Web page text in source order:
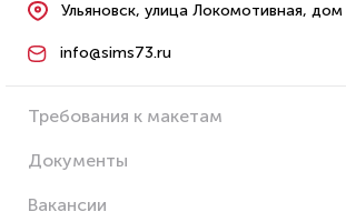
Ульяновск, улица Локомотивная, дом
info@sims73.ru
Требования к макетам
Документы
Вакансии